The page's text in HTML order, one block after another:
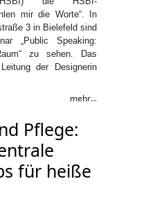
mir die Worte“. In
3 in Bielefeld sind
„Public Speaking:
zu sehen. Das
der Designerin
mehr...
Pflege:
für heiße